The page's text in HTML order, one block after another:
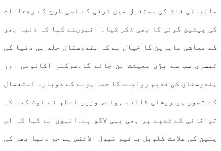
مالیاتی فنڈ کی مستقبل میں ترقی کے اسی طرح کے رجحانات
کی پیشین گوئی کا بھی ذکر کیا۔ انہوںنے کہا کہ دنیا بھر
کے معاشی ماہرین کا خیال ہے کہ ہندوستان جلد ہی دنیا کی
تیسری سب سے بڑی معیشت بن جائے گا۔سرکلر اکانومی اور
ہندوستان کی قدیم روایات کا حصہ ہونے کے دوبارہ استعمال
کے تصور پر روشنی ڈالتے ہوئے، وزیر اعظم نے نوٹ کیا کہ
توانائی کے شعبے پر بھی یہی لاگو ہے۔انہوں نے کہا کہ اس
یقین کی علامت گلوبل بائیو فیول الائنس ہے جو دنیا بھر کی